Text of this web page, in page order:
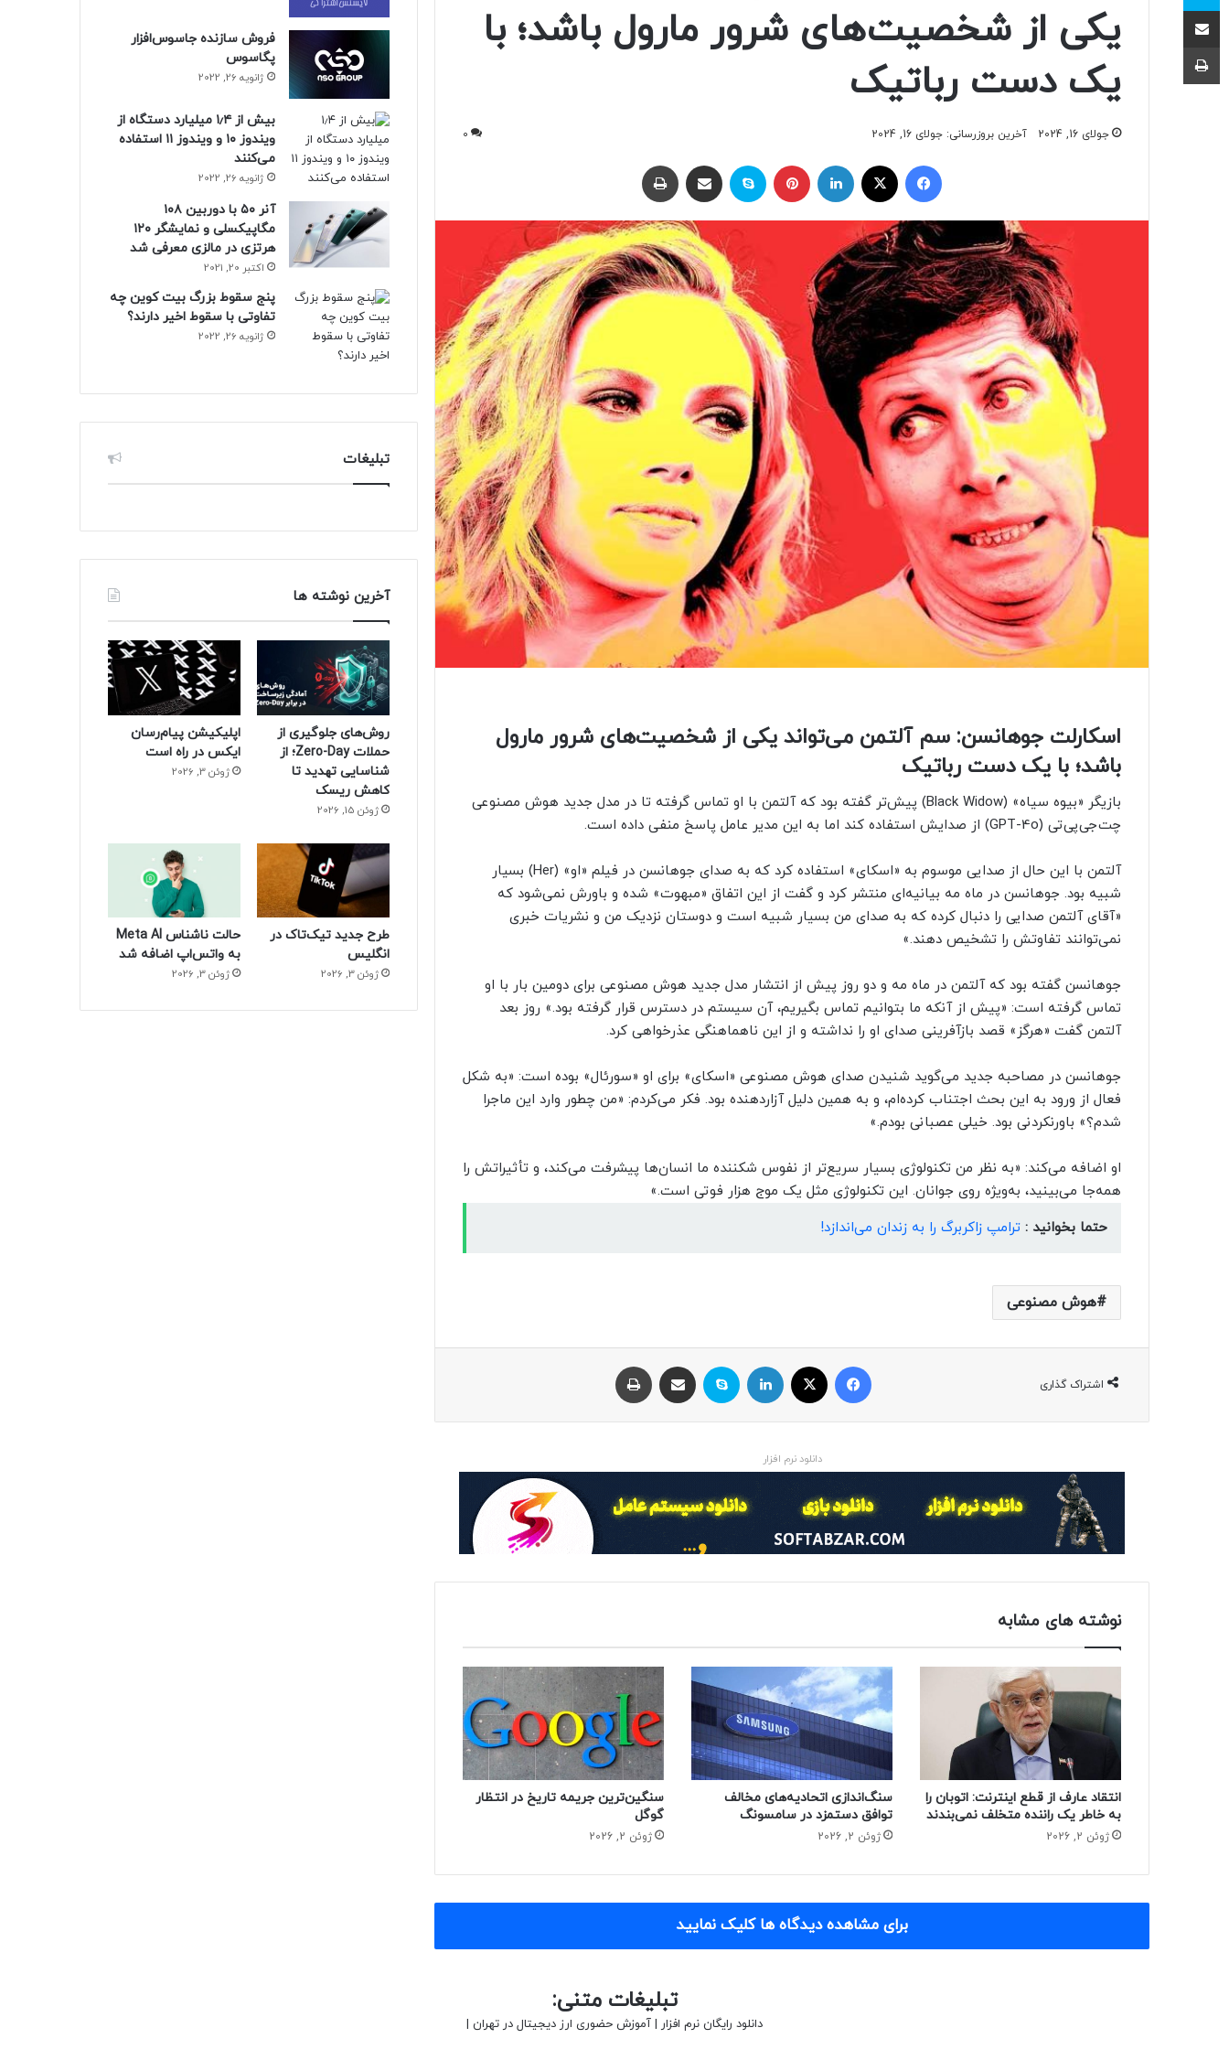
یکی از شخصیت‌های شرور مارول باشد؛ با
یک دست رباتیک
جولای 16, 2024 آخرین بروزرسانی: جولای 16, 2024 0
ایکس
اسکارلت جوهانسن: سم آلتمن می‌تواند یکی از شخصیت‌های شرور مارول
باشد؛ با یک دست رباتیک
بازیگر «بیوه سیاه» (Black Widow) پیش‌تر گفته بود که آلتمن با او تماس گرفته تا در مدل جدید هوش مصنوعی
چت‌جی‌پی‌تی (GPT-4o) از صدایش استفاده کند اما به این مدیر عامل پاسخ منفی داده است.
آلتمن با این حال از صدایی موسوم به «اسکای» استفاده کرد که به صدای جوهانسن در فیلم «او» (Her) بسیار
شبیه بود. جوهانسن در ماه مه بیانیه‌ای منتشر کرد و گفت از این اتفاق «مبهوت» شده و باورش نمی‌شود که
«آقای آلتمن صدایی را دنبال کرده که به صدای من بسیار شبیه است و دوستان نزدیک من و نشریات خبری
نمی‌توانند تفاوتش را تشخیص دهند.»
جوهانسن گفته بود که آلتمن در ماه مه و دو روز پیش از انتشار مدل جدید هوش مصنوعی برای دومین بار با او
تماس گرفته است: «پیش از آنکه ما بتوانیم تماس بگیریم، آن سیستم در دسترس قرار گرفته بود.» روز بعد
آلتمن گفت «هرگز» قصد بازآفرینی صدای او را نداشته و از این ناهماهنگی عذرخواهی کرد.
جوهانسن در مصاحبه جدید می‌گوید شنیدن صدای هوش مصنوعی «اسکای» برای او «سورئال» بوده است: «به شکل
فعال از ورود به این بحث اجتناب کرده‌ام، و به همین دلیل آزاردهنده بود. فکر می‌کردم: «من چطور وارد این ماجرا
شدم؟» باورنکردنی بود. خیلی عصبانی بودم.»
او اضافه می‌کند: «به نظر من تکنولوژی بسیار سریع‌تر از نفوس شکننده ما انسان‌ها پیشرفت می‌کند، و تأثیراتش را
همه‌جا می‌بینید، به‌ویژه روی جوانان. این تکنولوژی مثل یک موج هزار فوتی است.»
حتما بخوانید : ترامپ زاکربرگ را به زندان می‌اندازد!
هوش مصنوعی
اشتراک گذاری
ایکس
دانلود نرم افزار
نوشته های مشابه
انتقاد عارف از قطع اینترنت: اتوبان را
به خاطر یک راننده متخلف نمی‌بندند
ژوئن 2, 2026
سنگ‌اندازی اتحادیه‌های مخالف
توافق دستمزد در سامسونگ
ژوئن 2, 2026
سنگین‌ترین جریمه تاریخ در انتظار
گوگل
ژوئن 2, 2026
برای مشاهده دیدگاه ها کلیک نمایید
فروش سازنده جاسوس‌افزار
پگاسوس
ژانویه 26, 2022
بیش از ۱٫۴ میلیارد دستگاه از
ویندوز ۱۰ و ویندوز ۱۱ استفاده
می‌کنند
ژانویه 26, 2022
آنر ۵۰ با دوربین ۱۰۸
مگاپیکسلی و نمایشگر ۱۲۰
هرتزی در مالزی معرفی شد
اکتبر 20, 2021
پنج سقوط بزرگ بیت کوین چه
تفاوتی با سقوط اخیر دارند؟
ژانویه 26, 2022
تبلیغات
آخرین نوشته ها
روش‌های جلوگیری از
حملات Zero-Day؛ از
شناسایی تهدید تا
کاهش ریسک
ژوئن 15, 2026
اپلیکیشن پیام‌رسان
ایکس در راه است
ژوئن 3, 2026
طرح جدید تیک‌تاک در
انگلیس
ژوئن 3, 2026
حالت ناشناس Meta AI
به واتس‌اپ اضافه شد
ژوئن 3, 2026
تبلیغات متنی:
دانلود رایگان نرم افزار آموزش حضوری ارز دیجیتال در تهران